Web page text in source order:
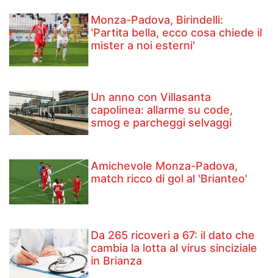
Monza-Padova, Birindelli:
'Partita bella, ecco cosa chiede il
mister a noi esterni'
Un anno con Villasanta
capolinea: allarme su code,
smog e parcheggi selvaggi
Amichevole Monza-Padova,
match ricco di gol al 'Brianteo'
Da 265 ricoveri a 67: il dato che
cambia la lotta al virus sinciziale
in Brianza